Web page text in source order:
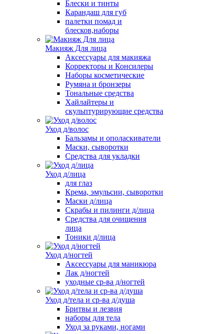
Блески и тинты
Карандаш для губ
палетки помад и
блесков,наборы
Макияж Для лица
Аксессуары для макияжа
Корректоры и Консилеры
Наборы косметические
Румяна и бронзеры
Тональные средства
Хайлайтеры и
скульптурирующие средства
Уход д/волос
Бальзамы и ополаскиватели
Маски, сыворотки
Средства для укладки
Уход д/лица
для глаз
Крема, эмульсии, сыворотки
Маски д/лица
Скрабы и пилинги д/лица
Средства для очищения
лица
Тоники д/лица
Уход д/ногтей
Аксессуары для маникюра
Лак д/ногтей
уходные ср-ва д/ногтей
Уход д/тела и ср-ва д/душа
Бритвы и лезвия
наборы для тела
Уход за руками, ногами